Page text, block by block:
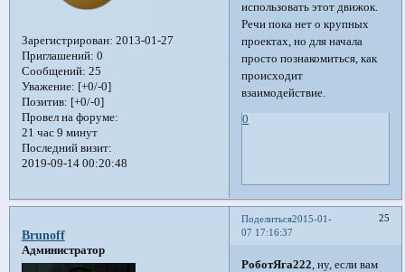
Зарегистрирован: 2013-01-27
Приглашений: 0
Сообщений: 25
Уважение: [+0/-0]
Позитив: [+0/-0]
Провел на форуме:
21 час 9 минут
Последний визит:
2019-09-14 00:20:48
использовать этот движок.
Речи пока нет о крупных
проектах, но для начала
просто познакомиться, как
происходит
взаимодействие.
0
Поделиться 25
2015-01-
07 17:16:37
Brunoff
Администратор
РоботЯга222 , ну, если вам